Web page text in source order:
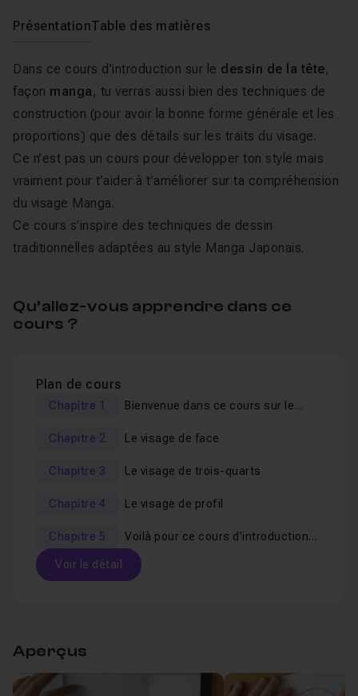
PrésentationTable des matières
Dans ce cours d’introduction sur le dessin de la tête,
façon manga , tu verras aussi bien des techniques de
construction (pour avoir la bonne forme générale et les
proportions) que des détails sur les traits du visage.
Ce n’est pas un cours pour développer ton style mais
vraiment pour t’aider à t’améliorer sur ta compréhension
du visage Manga.
Ce cours s’inspire des techniques de dessin
traditionnelles adaptées au style Manga Japonais.
Qu’allez-vous apprendre dans ce
cours ?
Plan de cours
Chapitre 1
Bienvenue dans ce cours sur le
Chapitre 2
Le visage de face
Chapitre 3 Le visage de trois-quarts
Chapitre 4 Le visage de profil
Chapitre 5
Voilà pour ce cours d’introduction
au visage manga !
Voir le détail
Aperçus